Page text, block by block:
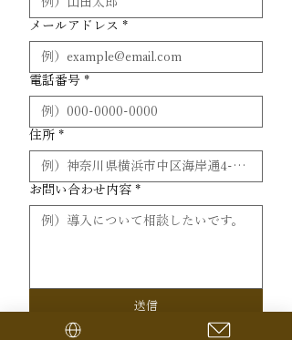
メールアドレス *
電話番号 *
住所 *
お問い合わせ内容 *
送信